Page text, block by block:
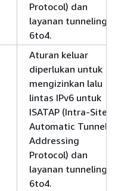
Protocol) dan
layanan tunneling
6to4.
Aturan keluar
diperlukan untuk
mengizinkan lalu
lintas IPv6 untuk
ISATAP (Intra-Site
Automatic Tunnel
Addressing
Protocol) dan
layanan tunneling
6to4.